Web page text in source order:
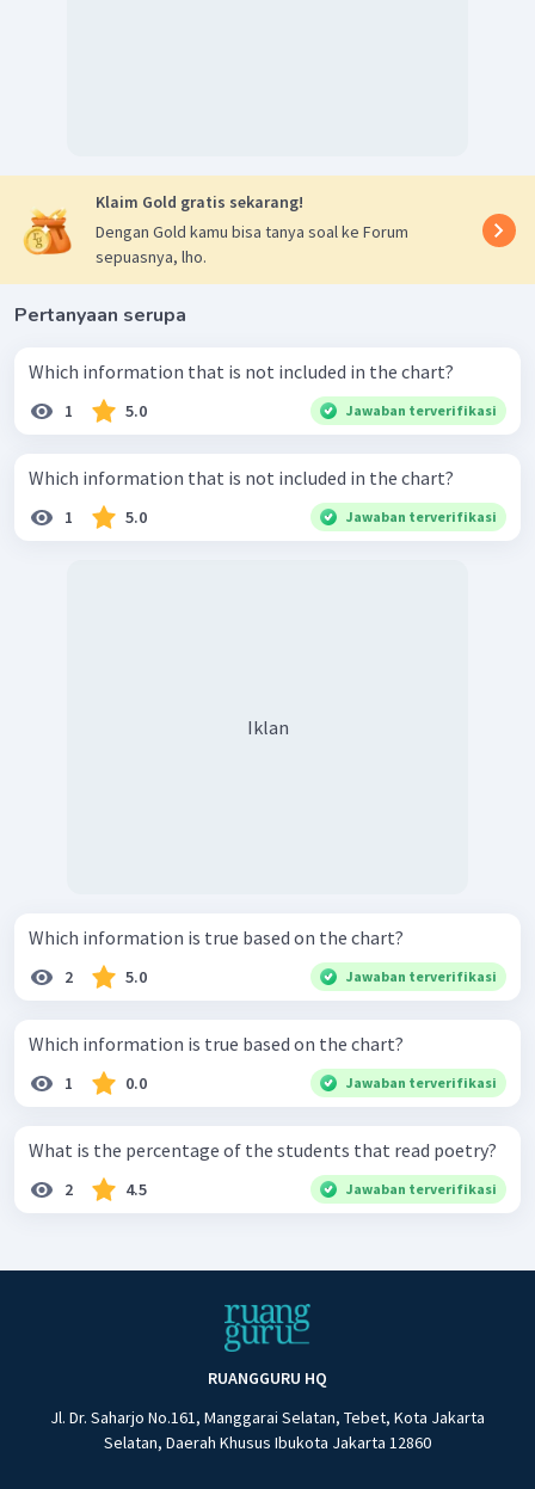
Klaim Gold gratis sekarang!
Dengan Gold kamu bisa tanya soal ke Forum
sepuasnya, lho.
Pertanyaan serupa
Which information that is not included in the chart?
1 5.0 Jawaban terverifikasi
Which information that is not included in the chart?
1 5.0 Jawaban terverifikasi
Iklan
Which information is true based on the chart?
2 5.0 Jawaban terverifikasi
Which information is true based on the chart?
1 0.0 Jawaban terverifikasi
What is the percentage of the students that read poetry?
2 4.5 Jawaban terverifikasi
RUANGGURU HQ
Jl. Dr. Saharjo No.161, Manggarai Selatan, Tebet, Kota Jakarta
Selatan, Daerah Khusus Ibukota Jakarta 12860